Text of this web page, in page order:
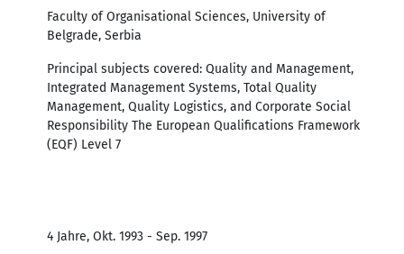
Faculty of Organisational Sciences, University of
Belgrade, Serbia
Principal subjects covered: Quality and Management,
Integrated Management Systems, Total Quality
Management, Quality Logistics, and Corporate Social
Responsibility The European Qualifications Framework
(EQF) Level 7
4 Jahre, Okt. 1993 - Sep. 1997